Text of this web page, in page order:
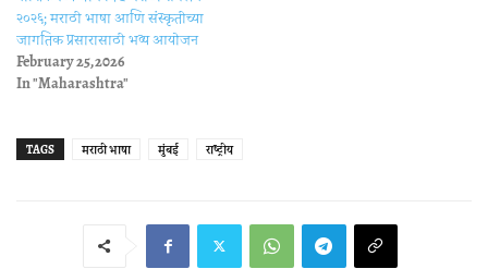
२०२६; मराठी भाषा आणि संस्कृतीच्या
जागतिक प्रसारासाठी भव्य आयोजन
February 25, 2026
In "Maharashtra"
TAGS मराठी भाषा मुंबई राष्ट्रीय